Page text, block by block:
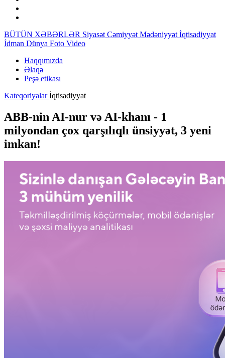
BÜTÜN XƏBƏRLƏR Siyasət Cəmiyyət Mədəniyyət İqtisadiyyat
İdman Dünya Foto Video
Haqqımızda
Əlaqə
Peşə etikası
Kateqoriyalarİqtisadiyyat
ABB-nin AI-nur və AI-khanı - 1
milyondan çox qarşılıqlı ünsiyyət, 3 yeni
imkan!